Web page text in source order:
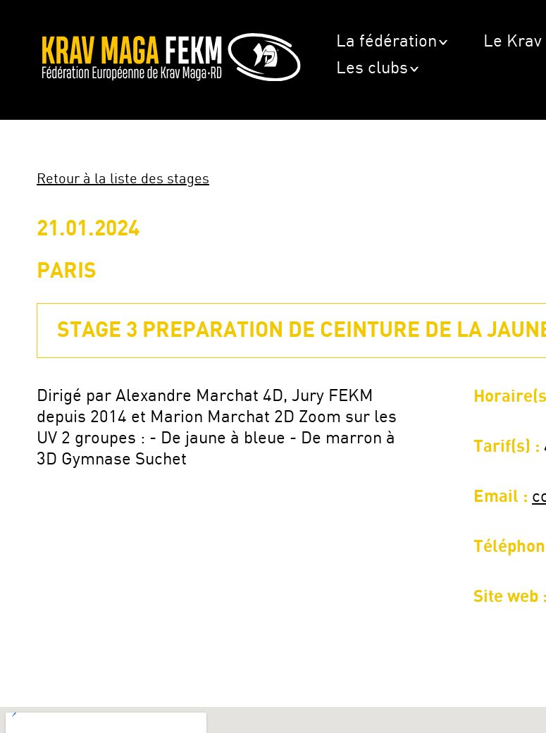
La fédération
Le Krav
Les clubs
Retour à la liste des stages
21.01.2024
PARIS
STAGE 3 PREPARATION DE CEINTURE DE LA
Dirigé par Alexandre Marchat 4D, Jury FEKM
depuis 2014 et Marion Marchat 2D Zoom sur les
UV 2 groupes : - De jaune à bleue - De marron à
3D Gymnase Suchet
Tarif(s) :
Email :
Site web :